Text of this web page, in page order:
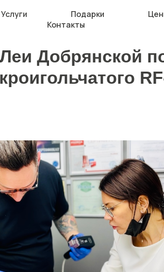
Услуги Подарки
Контакты
Добрянской